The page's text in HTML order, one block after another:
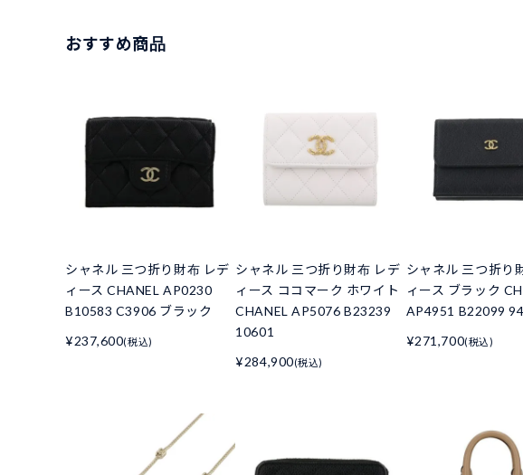
おすすめ商品
シャネル 三つ折り財布 レデ
ィース CHANEL AP0230
B10583 C3906 ブラック
¥237,600(税込)
シャネル 三つ折り財布 レデ
ィース ココマーク ホワイト
CHANEL AP5076 B23239
10601
¥284,900(税込)
シャネル 三つ折り
ィース ブラック
AP4951 B22099
¥271,700(税込)